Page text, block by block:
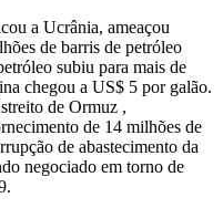
a Ucrânia, ameaçou
de barris de petróleo
subiu para mais de
chegou a US$ 5 por galão.
de Ormuz ,
de 14 milhões de
de abastecimento da
negociado em torno de